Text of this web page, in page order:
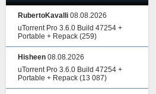
RubertoKavalli 08.08.2026
uTorrent Pro 3.6.0 Build 47254 +
Portable + Repack (259)
Hisheen 08.08.2026
uTorrent Pro 3.6.0 Build 47254 +
Portable + Repack (13 087)